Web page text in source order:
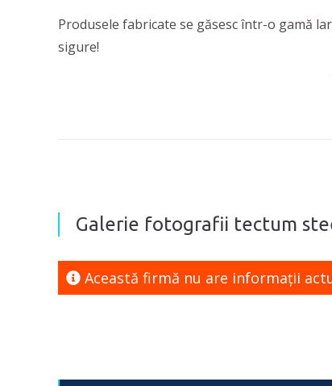
Produsele fabricate se găsesc într-o gamă
sigure!
Galerie fotografii tectum
Această firmă nu are informaţii